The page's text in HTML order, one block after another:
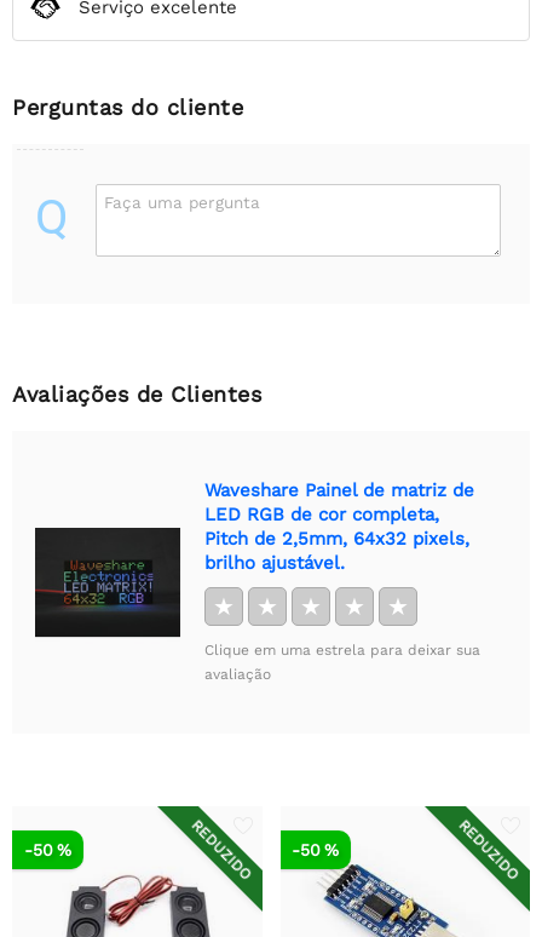
Serviço excelente
Perguntas do cliente
Q Faça uma pergunta
Avaliações de Clientes
Waveshare Painel de matriz de
LED RGB de cor completa,
Pitch de 2,5mm, 64x32 pixels,
brilho ajustável.
★ ★ ★ ★ ★
Clique em uma estrela para deixar sua
avaliação
REDUZIDO
-50 % REDUZIDO
-50 %